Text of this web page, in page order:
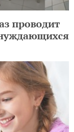
проводит